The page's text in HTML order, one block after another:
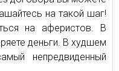
на такой шаг!
на аферистов. В
деньги. В худшем
непредвиденный